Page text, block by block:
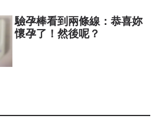
驗孕棒看到兩條線：恭喜妳
懷孕了！然後呢？